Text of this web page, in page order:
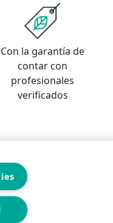
Con la garantía de
contar con
profesionales
verificados